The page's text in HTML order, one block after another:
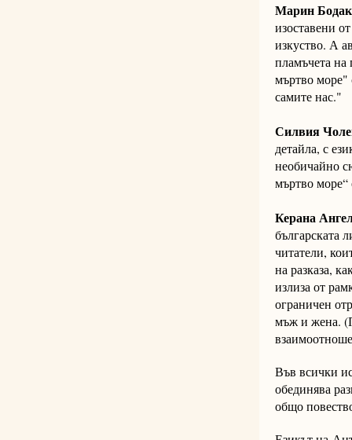
Марин
изоставени
изкуство. А
пламъчета
мъртво море"
самите нас."
Силвия
детайла, с
необичайно
мъртво
Керана
българската
читатели,
на разказа,
излиза от
ограничен
мъж и жена.
Във всички
обединява
общо